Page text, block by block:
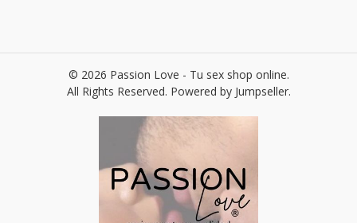
© 2026 Passion Love - Tu sex shop online.
All Rights Reserved. Powered by Jumpseller.